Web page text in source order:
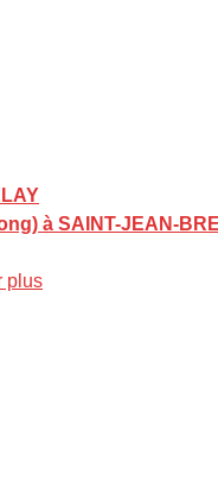
à SAINT-JEAN-
plus